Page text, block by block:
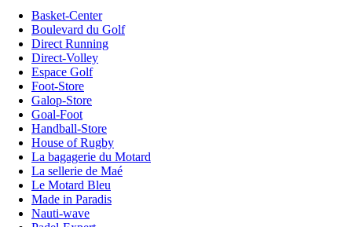
Basket-Center
Boulevard du Golf
Direct Running
Direct-Volley
Espace Golf
Foot-Store
Galop-Store
Goal-Foot
Handball-Store
House of Rugby
La bagagerie du Motard
La sellerie de Maé
Le Motard Bleu
Made in Paradis
Nauti-wave